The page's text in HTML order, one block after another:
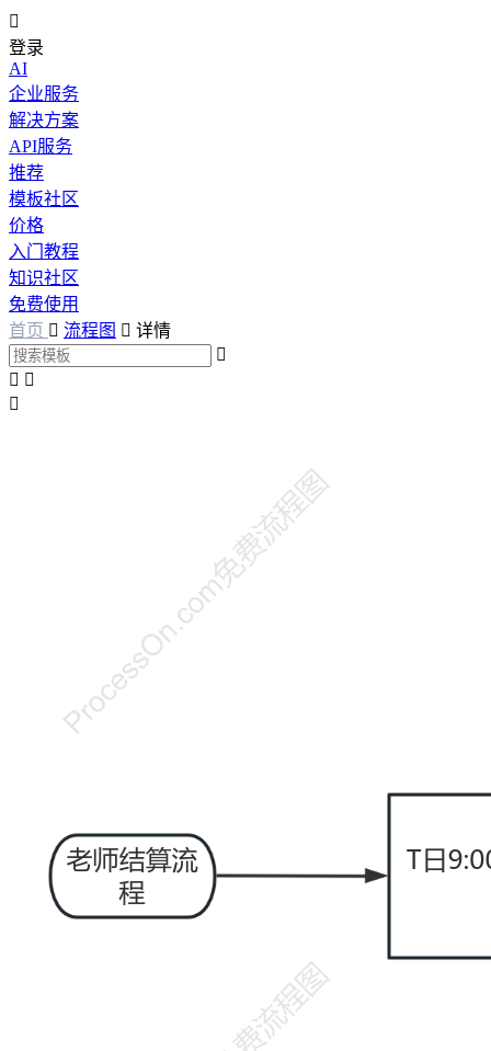

登录
AI
企业服务
解决方案
API服务
推荐
模板社区
价格
入门教程
知识社区
免费使用
首页  流程图  详情

 
